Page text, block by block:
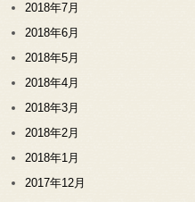
2018年7月
2018年6月
2018年5月
2018年4月
2018年3月
2018年2月
2018年1月
2017年12月